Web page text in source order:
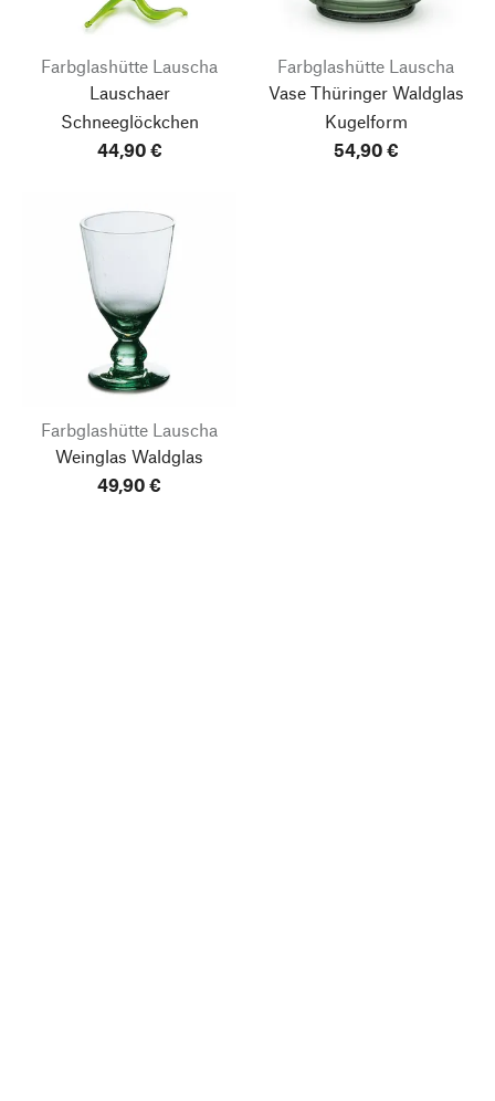
Farbglashütte Lauscha
Lauschaer
Schneeglöckchen
44,90 €
Farbglashütte Lauscha
Vase Thüringer Waldglas
Kugelform
54,90 €
Farbglashütte Lauscha
Weinglas Waldglas
49,90 €